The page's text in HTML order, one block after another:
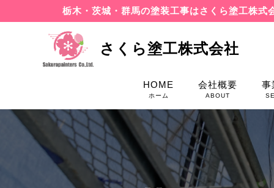
栃木・茨城・群馬の塗装工事はさくら塗工株式
さくら塗工株式会社
HOME
ホーム
会社概要
ABOUT
事